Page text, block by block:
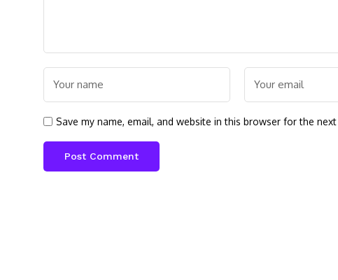
Save my name, email, and website in this browser for the